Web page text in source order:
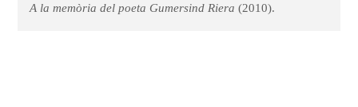
A la memòria del poeta Gumersind Riera (2010).